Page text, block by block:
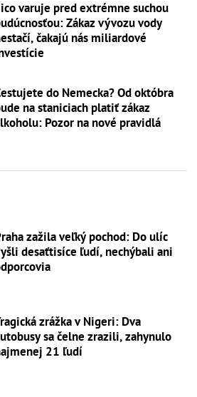
varuje pred extrémne suchou
Zákaz vývozu vody
čakajú nás miliardové
do Nemecka? Od októbra
na staniciach platiť zákaz
Pozor na nové pravidlá
zažila veľký pochod: Do ulíc
desaťtisíce ľudí, nechýbali ani
zrážka v Nigeri: Dva
sa čelne zrazili, zahynulo
21 ľudí